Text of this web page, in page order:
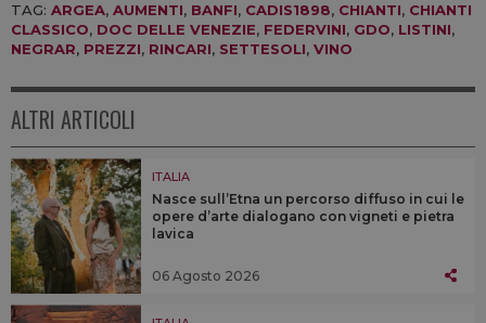
TAG: ARGEA, AUMENTI, BANFI, CADIS1898, CHIANTI, CHIANTI
CLASSICO, DOC DELLE VENEZIE, FEDERVINI, GDO, LISTINI,
NEGRAR, PREZZI, RINCARI, SETTESOLI, VINO
ALTRI ARTICOLI
ITALIA
Nasce sull’Etna un percorso diffuso in cui le
opere d’arte dialogano con vigneti e pietra
lavica
06 Agosto 2026